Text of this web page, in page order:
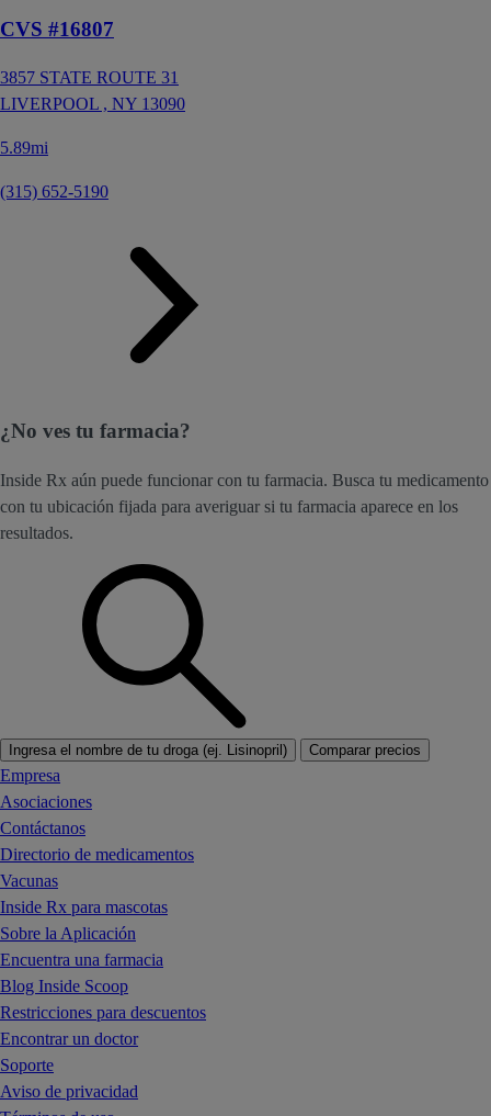
CVS #16807
3857 STATE ROUTE 31
LIVERPOOL , NY 13090
5.89mi
(315) 652-5190
¿No ves tu farmacia?
Inside Rx aún puede funcionar con tu farmacia. Busca tu medicamento
con tu ubicación fijada para averiguar si tu farmacia aparece en los
resultados.
Ingresa el nombre de tu droga (ej. Lisinopril) Comparar precios
Empresa
Asociaciones
Contáctanos
Directorio de medicamentos
Vacunas
Inside Rx para mascotas
Sobre la Aplicación
Encuentra una farmacia
Blog Inside Scoop
Restricciones para descuentos
Encontrar un doctor
Soporte
Aviso de privacidad